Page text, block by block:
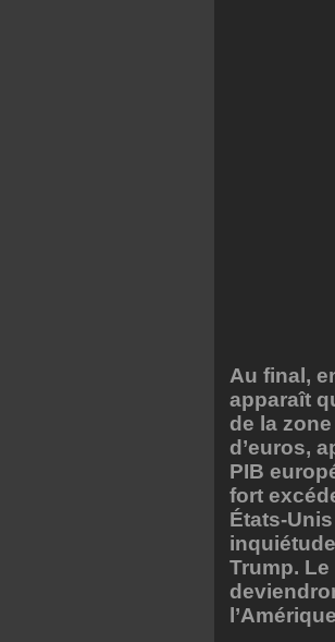
Au final,
apparaît
de la
d’euros,
PIB
fort
États-
Trump.